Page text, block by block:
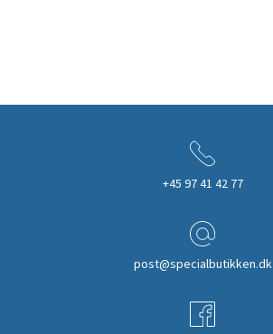
+45 97 41 42 77
post@specialbutikken.dk